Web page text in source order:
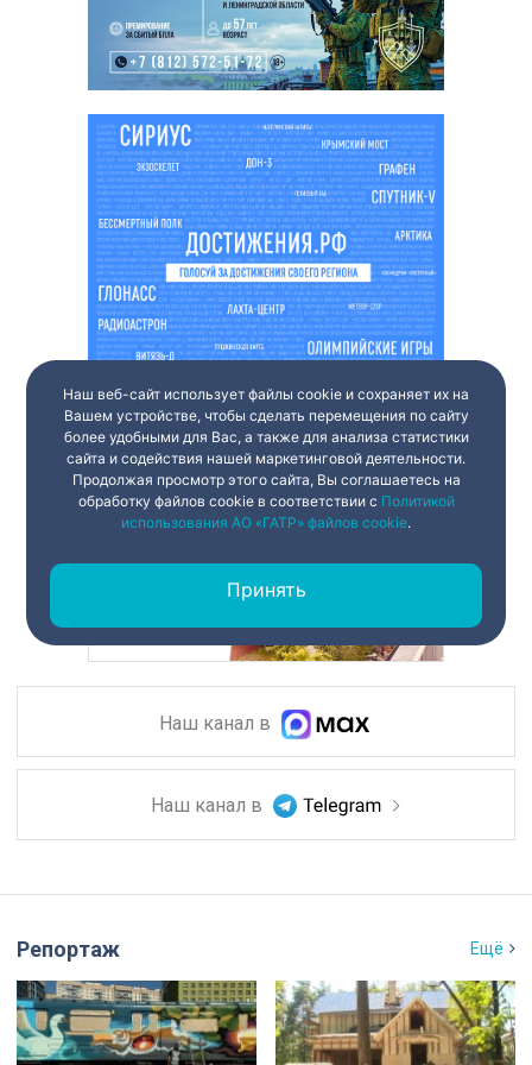
Наш канал в
Наш канал в
Репортаж Ещё
Наш веб-сайт использует файлы cookie и сохраняет их на
Вашем устройстве, чтобы сделать перемещения по сайту
более удобными для Вас, а также для анализа статистики
сайта и содействия нашей маркетинговой деятельности.
Продолжая просмотр этого сайта, Вы соглашаетесь на
обработку файлов cookie в соответствии с Политикой
использования АО «ГАТР» файлов cookie.
Принять